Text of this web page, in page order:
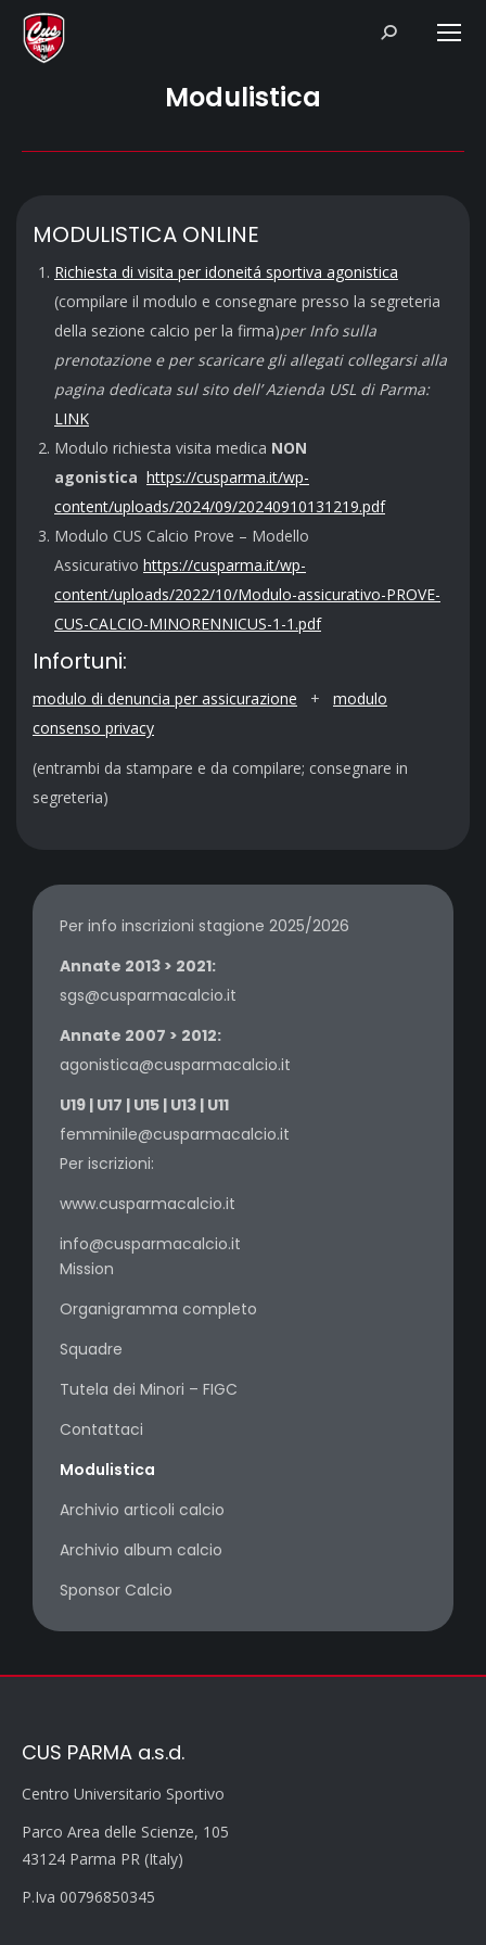
Search:
Modulistica
MODULISTICA ONLINE
Richiesta di visita per idoneitá sportiva agonistica
(compilare il modulo e consegnare presso la segreteria
della sezione calcio per la firma)per Info sulla
prenotazione e per scaricare gli allegati collegarsi alla
pagina dedicata sul sito dell’ Azienda USL di Parma:
LINK
Modulo richiesta visita medica NON
agonistica https://cusparma.it/wp-
content/uploads/2024/09/20240910131219.pdf
Modulo CUS Calcio Prove – Modello
Assicurativo https://cusparma.it/wp-
content/uploads/2022/10/Modulo-assicurativo-PROVE-
CUS-CALCIO-MINORENNICUS-1-1.pdf
Infortuni:
modulo di denuncia per assicurazione + modulo
consenso privacy
(entrambi da stampare e da compilare; consegnare in
segreteria)
Per info inscrizioni stagione 2025/2026
Annate 2013 > 2021:
sgs@cusparmacalcio.it
Annate 2007 > 2012:
agonistica@cusparmacalcio.it
U19 | U17 | U15 | U13 | U11
femminile@cusparmacalcio.it
Per iscrizioni:
www.cusparmacalcio.it
info@cusparmacalcio.it
Mission
Organigramma completo
Squadre
Tutela dei Minori – FIGC
Contattaci
Modulistica
Archivio articoli calcio
Archivio album calcio
Sponsor Calcio
CUS PARMA a.s.d.
Centro Universitario Sportivo
Parco Area delle Scienze, 105
43124 Parma PR (Italy)
P.Iva 00796850345